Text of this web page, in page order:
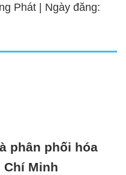
Phát | Ngày đăng:
phân phối hóa
Chí Minh